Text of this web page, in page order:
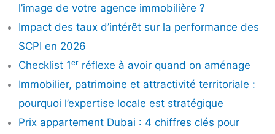
l’image de votre agence immobilière ?
Impact des taux d’intérêt sur la performance des
SCPI en 2026
Checklist 1ᵉʳ réflexe à avoir quand on aménage
Immobilier, patrimoine et attractivité territoriale :
pourquoi l’expertise locale est stratégique
Prix appartement Dubai : 4 chiffres clés pour